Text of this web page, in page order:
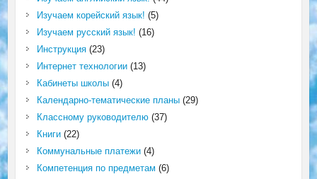
Изучаем корейский язык! (5)
Изучаем русский язык! (16)
Инструкция(23)
Интернет технологии(13)
Кабинеты школы(4)
Календарно-тематические планы(29)
Классному руководителю(37)
Книги(22)
Коммунальные платежи(4)
Компетенция по предметам (6)